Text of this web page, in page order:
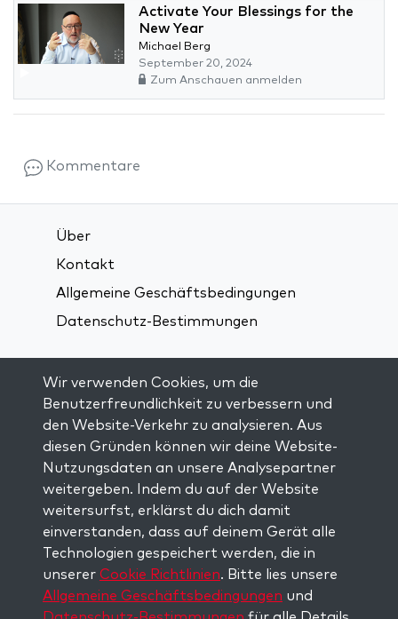
Activate Your Blessings for the
New Year
Michael Berg
September 20, 2024
Zum Anschauen anmelden
Kommentare
Über
Kontakt
Allgemeine Geschäftsbedingungen
Datenschutz-Bestimmungen
Verbindung über soziale Medien:
Visit kabbalah master classes
AUF DEM LAUFENDEN BLEIBEN
Trage dich in unsere Mailingliste ein und
erhalte wöchentlich neue Anregungen in
deinem Posteingang.
Anmelden
Wir verwenden Cookies, um die
Benutzerfreundlichkeit zu verbessern und
den Website-Verkehr zu analysieren. Aus
diesen Gründen können wir deine Website-
Nutzungsdaten an unsere Analysepartner
weitergeben. Indem du auf der Website
weitersurfst, erklärst du dich damit
einverstanden, dass auf deinem Gerät alle
Technologien gespeichert werden, die in
unserer Cookie Richtlinien. Bitte lies unsere
Allgemeine Geschäftsbedingungen und